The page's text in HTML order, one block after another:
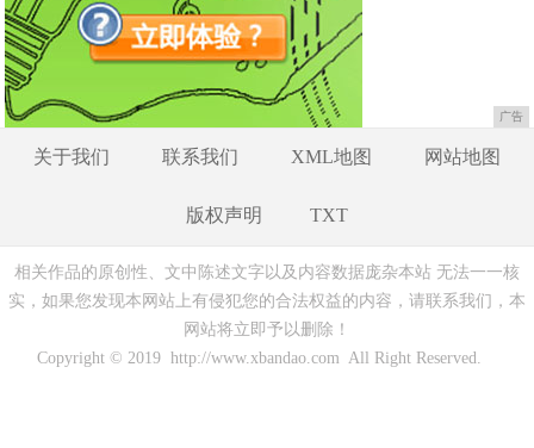
广告
关于我们 联系我们 XML地图 网站地图
版权声明 TXT
相关作品的原创性、文中陈述文字以及内容数据庞杂本站 无法一一核
实，如果您发现本网站上有侵犯您的合法权益的内容，请联系我们，本
网站将立即予以删除！
Copyright © 2019 http://www.xbandao.com All Right Reserved.